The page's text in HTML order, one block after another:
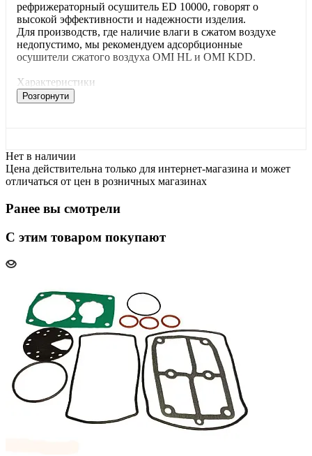
рефрижераторный осушитель ED 10000, говорят о
высокой эффективности и надежности изделия.
Для производств, где наличие влаги в сжатом воздухе
недопустимо, мы рекомендуем адсорбционные
осушители сжатого воздуха OMI HL и OMI KDD.
Характеристики
Розгорнути
Нет в наличии
Цена действительна только для интернет-магазина и может
отличаться от цен в розничных магазинах
Ранее вы смотрели
С этим товаром покупают